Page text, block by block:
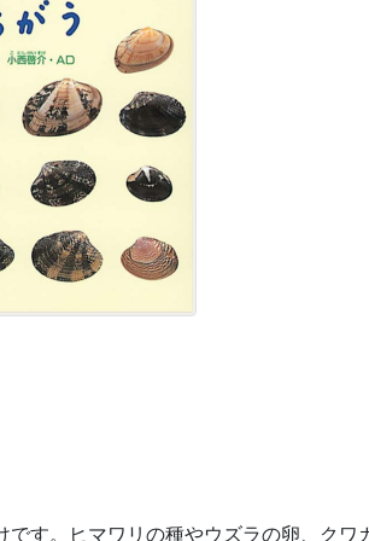
。ヒマワリの種やウズラの卵、クワ